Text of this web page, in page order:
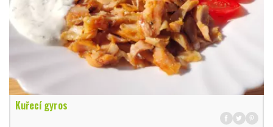
Kuřecí gyros